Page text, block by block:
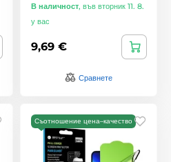
В наличност, във вторник 11. 8.
у вас
9,69 €
Сравнете
Съотношение цена–качество